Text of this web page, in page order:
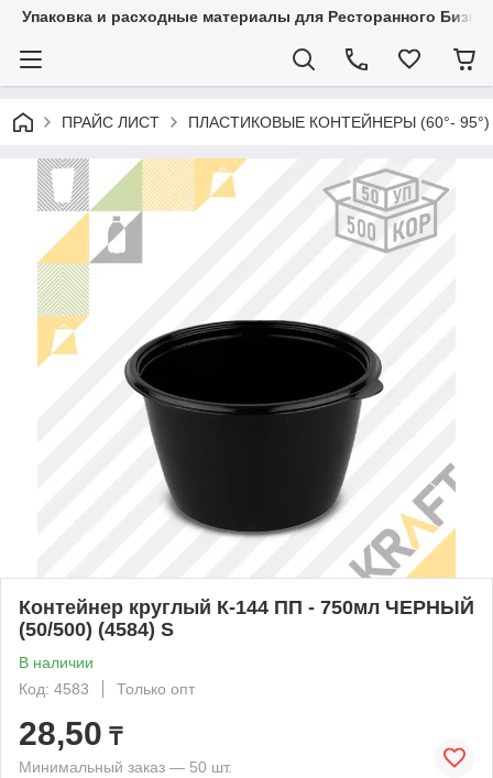
Упаковка и расходные материалы для Ресторанного
ПРАЙС ЛИСТ ПЛАСТИКОВЫЕ КОНТЕЙНЕРЫ (60°- 95°)
Контейнер круглый К-144 ПП - 750мл ЧЕРНЫЙ
(50/500) (4584) S
В наличии
Код: 4583
Только опт
28,50 ₸
Минимальный заказ — 50 шт.